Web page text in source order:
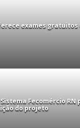
exames gratuitos
Fecomércio RN
do projeto